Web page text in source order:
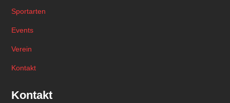
Sportarten
Events
Verein
Kontakt
Kontakt